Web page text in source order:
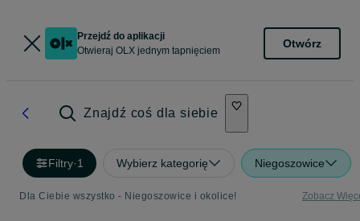
Przejdź do aplikacji
Otwieraj OLX jednym tapnięciem
Otwórz
Znajdź coś dla siebie
Filtry·1 Wybierz kategorię Niegoszowice
Dla Ciebie wszystko - Niegoszowice i okolice! Zobacz